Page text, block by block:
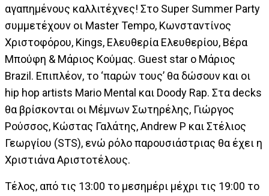
αγαπημένους καλλιτέχνες! Στο Super Summer Party
συμμετέχουν οι Master Tempo, Κωνσταντίνος
Χριστοφόρου, Kings, Ελευθερία Ελευθερίου, Βέρα
Μπούφη & Μάριος Κούμας. Guest star ο Μάριος
Brazil. Επιπλέον, το ‘παρών τους’ θα δώσουν και οι
hip hop artists Mario Mental και Doody Rap. Στα decks
θα βρίσκονται οι Μέμνων Σωτηρέλης, Γιώργος
Ρούσσος, Κώστας Γαλάτης, Andrew P και Στέλιος
Γεωργίου (STS), ενώ ρόλο παρουσιάστριας θα έχει η
Χριστιάνα Αριστοτέλους.
Τέλος, από τις 13:00 το μεσημέρι μέχρι τις 19:00 το